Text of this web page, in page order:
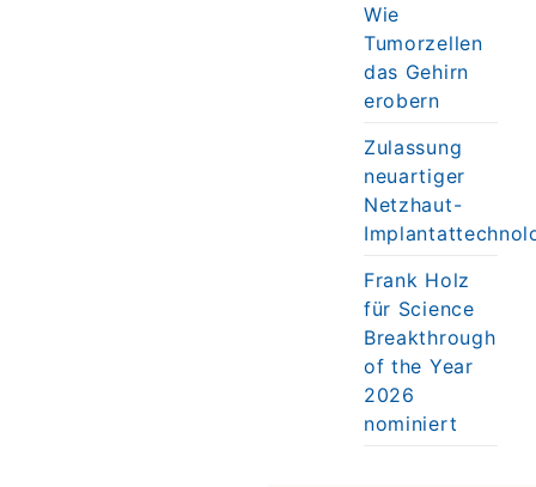
Wie
Tumorzellen
das Gehirn
erobern
Zulassung
neuartiger
Netzhaut-
Frank Holz
für Science
Breakthrough
of the Year
2026
nominiert